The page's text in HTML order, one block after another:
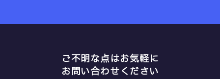
ご不明な点はお気軽に
お問い合わせください